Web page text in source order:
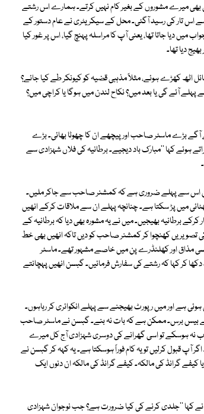
میرے مشوروں کے بغیر کام نہیں کرتے۔ ہمارے اس رشتے
اس تار کی رسید آگئی۔ محل کے سیکریٹری نے عام دستور کے
دیا جاتا تھا، یعنی آپ کا مراسلہ پہنچ گیا، اس پر غور کیا
دیا تھا۔
اٹھ کھڑے ہوئے، مثلاً مذہبی قضیہ کو کیونکر طے کیا جائے؟
آئے گی یا بعد میں؟ نکاح لندن میں ہوگا یا کراچی میں؟
بڑے ماسٹر صاحب اور پیچھے ان کا چھوٹا بھائی۔ بڑے
ہوئے کہا ''مبارک باد دیجیے۔ برطانیہ کی فلاں شہزادی سے
اس سے پہلے ضروری ہے کہ کمشنر صاحب سے جاکر ملیں۔
میں پڑ سکتا ہے۔ چنانچہ پہلے ان سے ملاقات کرکے انھیں
برطانیہ بھیجیں۔ میں نے یہ مشورہ بھی دیا کہ برطانیہ کے
تصویریں کھنچوا کر کمشنر صاحب کو دیں تاکہ انھیں بھی خط
مذاق اور کھلنڈرے پن میں خاصے مشہور تھے۔ ماسٹر
کر کہا کہ رشتے کی سفارش فرمائیں۔ گبسن انھیں پہچانتے
ہے اور میں رپورٹ بھیجنے سے پہلے انکوائری کر رہاہوں۔
بیس برس۔ ممکن ہے کہ بات نہ بنے۔ گبسن نے ماسٹر صاحب
نہ ہوسکے تو اسی گھرانے کی دوسری شہزادی آج کل میرے
قبول کرلیں تو یہ کام فوراً ہوسکتا ہے۔ یہ کہہ کر گبسن نے
کیفے گرانڈ کی مالکہ۔ کیفے گرانڈ کی مالکہ ان دنوں ایک
کہا ''جلدی کرنے کی کیا ضرورت ہے؟ جب نوجوان شہزادی